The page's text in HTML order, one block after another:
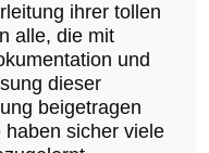
ihrer tollen
alle, die mit
und
dieser
beigetragen
haben sicher viele